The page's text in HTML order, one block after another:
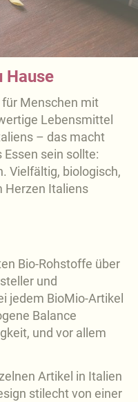
Hause
Menschen mit
Lebensmittel
– das macht
sein sollte:
Vielfältig, biologisch,
Herzen Italiens
Bio-Rohstoffe über
und
jedem BioMio-Artikel
Balance
und vor allem
Artikel in Italien
stilecht von einer